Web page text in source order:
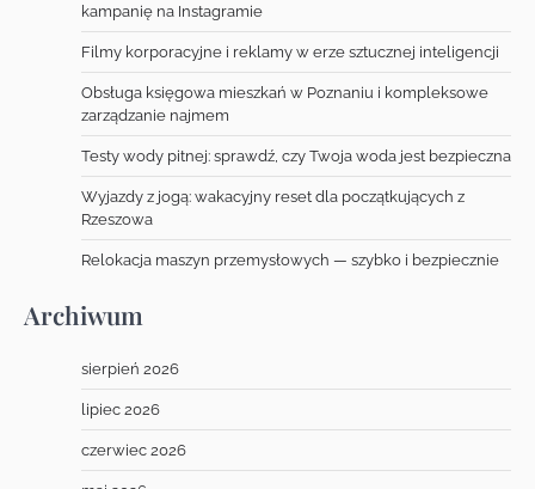
kampanię na Instagramie
Filmy korporacyjne i reklamy w erze sztucznej inteligencji
Obsługa księgowa mieszkań w Poznaniu i kompleksowe
zarządzanie najmem
Testy wody pitnej: sprawdź, czy Twoja woda jest bezpieczna
Wyjazdy z jogą: wakacyjny reset dla początkujących z
Rzeszowa
Relokacja maszyn przemysłowych — szybko i bezpiecznie
Archiwum
sierpień 2026
lipiec 2026
czerwiec 2026